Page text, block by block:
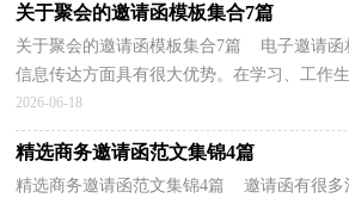
关于聚会的邀请函模板集合7篇
关于聚会的邀请函模板集合7篇 电子邀请函
信息传达方面具有很大优势。在学习、工作
处理事务息息相关，邀请函到底怎么写才合适
2026-06-18
精选商务邀请函范文集锦4篇
精选商务邀请函范文集锦4篇 邀请函有很多